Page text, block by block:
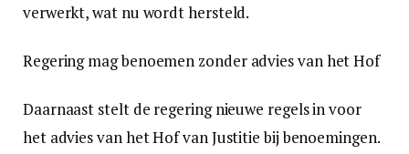
verwerkt, wat nu wordt hersteld.
Regering mag benoemen zonder advies van het Hof
Daarnaast stelt de regering nieuwe regels in voor
het advies van het Hof van Justitie bij benoemingen.